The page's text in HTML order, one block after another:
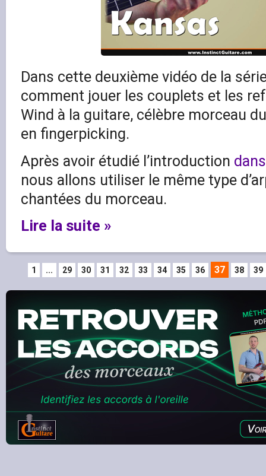
Dans cette deuxième vidéo de la
comment jouer les couplets et les
Wind à la guitare, célèbre morceau
en fingerpicking.
Après avoir étudié l’introduction
nous allons utiliser le même type
chantées du morceau.
Lire la suite »
1 ... 29 30 31 32 33 34 35 36 37 38 39